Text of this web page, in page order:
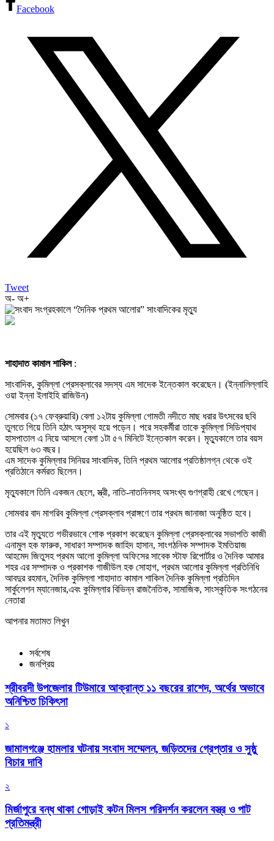
Facebook
Tweet
অ- অ+
শাহাদাত কামাল শাকিল:
সাংবাদিক, কুমিল্লা প্রেসক্লাবের সদস্য এম সাদেক ইন্তেকাল করেছেন। (ইন্নালিল্লাহি
ওয়া ইন্না ইলাইহি রাজিউন)
সোমবার (১৭ ফেব্রুয়ারি) বেলা ১২টায় কুমিল্লা গোমতী নদীতে মাছ ধরার উৎসবের ছবি
তুলতে গিয়ে তিনি হঠাৎ অসুস্থ হয়ে পড়েন। পরে সহকর্মীরা তাকে কুমিল্লা সিডিপ্যাথ
হাসপাতাল এ নিয়ে আসলে বেলা ১টা ৫৭ মিনিটে ইন্তেকাল করেন। মৃত্যুকালে তার বয়স
হয়েছিল ৬৩ বছর।
এম সাদেক কুমিল্লার সিনিয়র সাংবাদিক, তিনি প্রথম আলোর প্রতিষ্ঠালগ্ন থেকে ওই
প্রতিঠানে কর্মরত ছিলেন।
মৃত্যুকালে তিনি একজন ছেলে, স্ত্রী, নাতি-নাতনিনসহ অসংখ্য গুণগ্রাহী রেখে গেছেন।
সোমবার বাদ মাগরিব কুমিল্লা প্রেসক্লাব প্রাঙ্গণে তার প্রথম জানাজা অনুষ্ঠিত হবে।
তার এই মৃত্যুতে গভীরভাবে শোক প্রকাশ করেছেন কুমিল্লা প্রেসক্লাবের সভাপতি কাজী
এনামুল হক ফারুক, সাধারণ সম্পাদক জাহিদ হাসান, সাংগঠনিক সম্পাদক ইমতিয়াজ
আহমেদ জিতুসহ প্রথম আলো কুমিল্লা অফিসের সাবেক স্টাফ রিপোর্টার ও দৈনিক আমার
শহর এর সম্পাদক ও প্রকাশক গাজীউল হক সোহাগ, প্রথম আলোর কুমিল্লা প্রতিনিধি
আবদুর রহমান, দৈনিক কুমিল্লা শাহাদাত কামাল শাকিল দৈনিক কুমিল্লা প্রতিদিন
সার্কুলেশন ম্যানেজার,এবং কুমিল্লার বিভিন্ন রাজনৈতিক, সামাজিক, সাংস্কৃতিক সংগঠনের
নেতারা
আপনার মতামত লিখুন
সর্বশেষ
জনপ্রিয়
শ্রীবরদী উপজেলার টিউমারে আক্রান্ত ১১ বছরের রাশেদ, অর্থের অভাবে
অনিশ্চিত চিকিৎসা
১
জামালগঞ্জে হামলার ঘটনায় সংবাদ সম্মেলন, জড়িতদের গ্রেপ্তার ও সুষ্ঠু
বিচার দাবি
২
মির্জাপুরে বন্ধ থাকা গোড়াই কটন মিলস পরিদর্শন করলেন বস্ত্র ও পাট
প্রতিমন্ত্রী